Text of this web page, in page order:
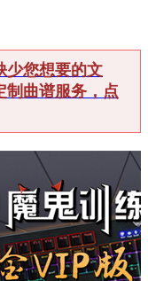
少您想要的文
制曲谱服务，点